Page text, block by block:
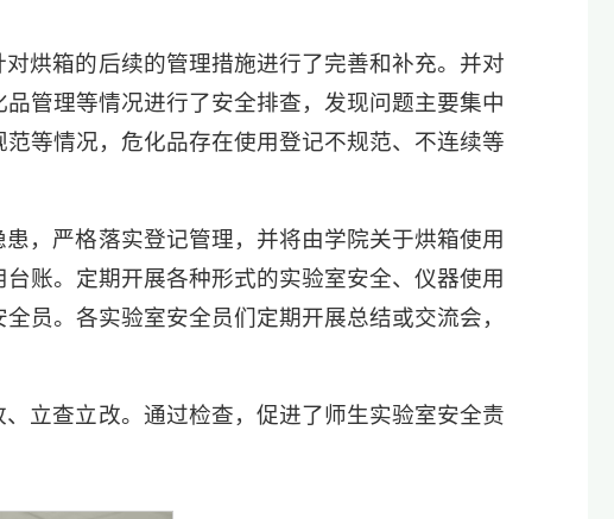
烘箱的后续的管理措施进行了完善和补充。并对
管理等情况进行了安全排查，发现问题主要集中
等情况，危化品存在使用登记不规范、不连续等
，严格落实登记管理，并将由学院关于烘箱使用
账。定期开展各种形式的实验室安全、仪器使用
员。各实验室安全员们定期开展总结或交流会，
立查立改。通过检查，促进了师生实验室安全责